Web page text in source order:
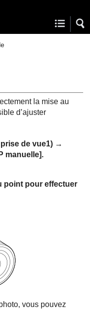
la mise au
d’ajuster
de vue1) →
manuelle].
point pour effectuer
vous pouvez